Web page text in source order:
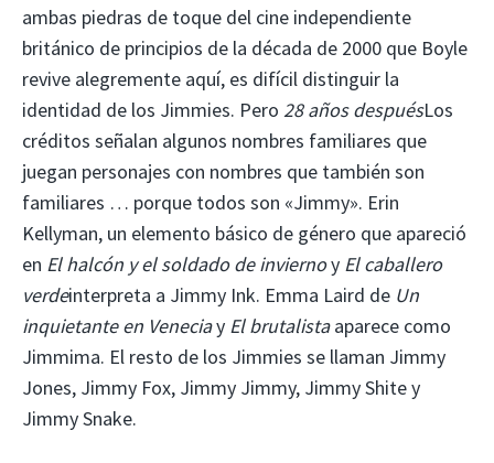
ambas piedras de toque del cine independiente
británico de principios de la década de 2000 que Boyle
revive alegremente aquí, es difícil distinguir la
identidad de los Jimmies. Pero 28 años despuésLos
créditos señalan algunos nombres familiares que
juegan personajes con nombres que también son
familiares … porque todos son «Jimmy». Erin
Kellyman, un elemento básico de género que apareció
en El halcón y el soldado de inviernoy El caballero
verdeinterpreta a Jimmy Ink. Emma Laird de Un
inquietante en Veneciay El brutalistaaparece como
Jimmima. El resto de los Jimmies se llaman Jimmy
Jones, Jimmy Fox, Jimmy Jimmy, Jimmy Shite y
Jimmy Snake.